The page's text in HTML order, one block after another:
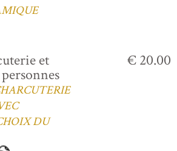
et
DU
€ 20.00